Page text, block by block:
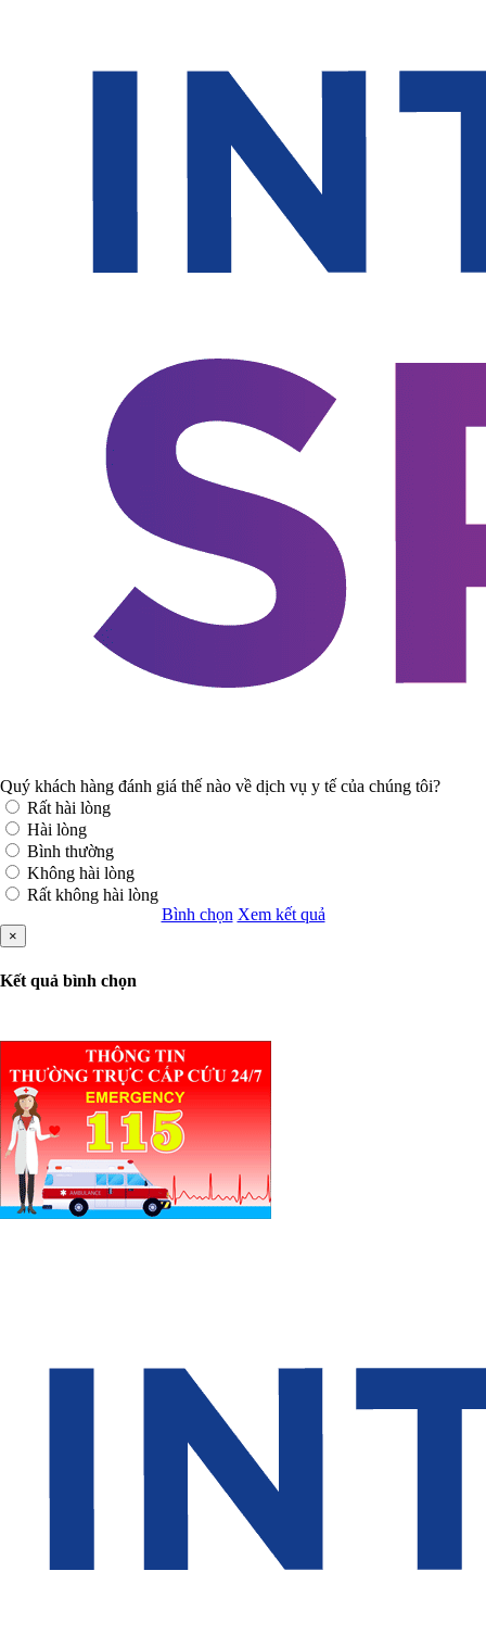
Quý khách hàng đánh giá thế nào về dịch vụ y tế của chúng tôi?
Rất hài lòng
Hài lòng
Bình thường
Không hài lòng
Rất không hài lòng
Bình chọn Xem kết quả
×
Kết quả bình chọn